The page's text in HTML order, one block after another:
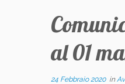
al 01
24 Febbraio 2020in